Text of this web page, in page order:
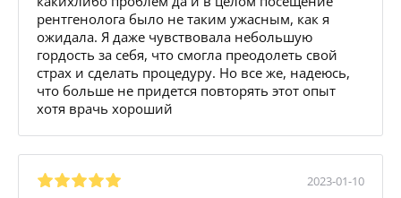
рентгенолога было не таким ужасным, как я
ожидала. Я даже чувствовала небольшую
гордость за себя, что смогла преодолеть свой
страх и сделать процедуру. Но все же, надеюсь,
что больше не придется повторять этот опыт
хотя врачь хороший
2023-01-10